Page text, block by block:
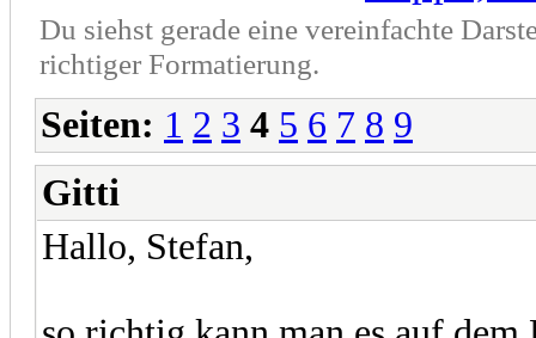
Du siehst gerade eine vereinfachte
richtiger Formatierung.
Seiten: 1 2 3 4 5 6 7 8 9
Gitti
Hallo, Stefan,